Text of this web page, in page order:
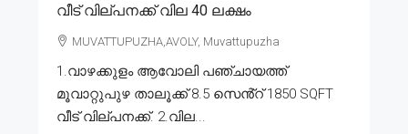
വീട് വില്പനക്ക് വില 40 ലക്ഷം
MUVATTUPUZHA,AVOLY, Muvattupuzha
1.വാഴക്കുളം ആവോലി പഞ്ചായത്ത്
മൂവാറ്റുപുഴ താലൂക്ക് 8.5 സെൻ്റ് 1850 SQFT
വീട് വില്പനക്ക്. 2.വില...